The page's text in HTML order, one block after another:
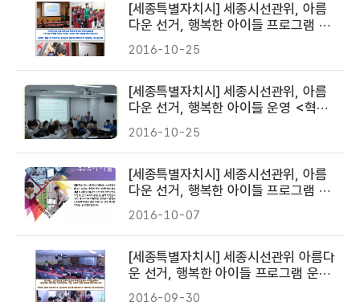
[세종특별자치시] 세종시선관위, 아름
다운 선거, 행복한 아이들 프로그램 운
영 <한솔초등학교>
2016-10-25
[세종특별자치시] 세종시선관위, 아름
다운 선거, 행복한 아이들 운영 <혁신
학교 도담중학교>
2016-10-25
[세종특별자치시] 세종시선관위, 아름
다운 선거, 행복한 아이들 프로그램 운
영<성남고등학교>
2016-10-07
[세종특별자치시] 세종시선관위 아름다
운 선거, 행복한 아이들 프로그램 운영
<참샘초등학교>
2016-09-30